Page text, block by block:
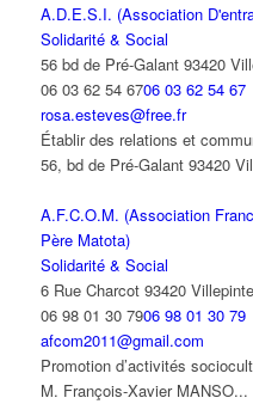
A.D.E.S.I. (Association
Solidarité & Social
56 bd de Pré-Galant 93420
06 03 62 54 6706 03 62 54 67
rosa.esteves@free.fr
Établir des relations et
56, bd de Pré-Galant 93420
A.F.C.O.M. (Association
Père Matota)
Solidarité & Social
6 Rue Charcot 93420 Villepinte
06 98 01 30 7906 98 01 30 79
afcom2011@gmail.com
Promotion d’activités
M. François-Xavier MANSO...